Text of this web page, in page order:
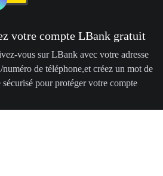
votre compte LBank gratuit
vous sur LBank avec votre adresse
numéro de téléphone,et créez un mot de
sécurisé pour protéger votre compte